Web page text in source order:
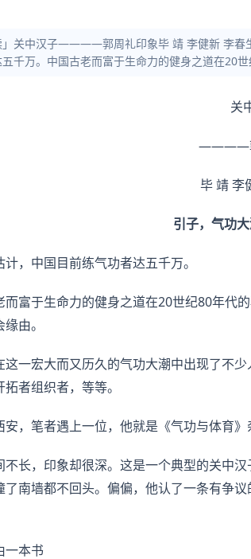
」关中汉子————郭周礼印象毕 靖 李健新 李春
千万。中国古老而富于生命力的健身之道在20
关
————
毕 靖 李
引子，气功
，中国目前练气功者达五千万。
而富于生命力的健身之道在20世纪80年代
由。
这一宏大而又历久的气功大潮中出现了不
者组织者，等等。
安，笔者遇上一位，他就是《气功与体育》
不长，印象却很深。这是一个典型的关中
了南墙都不回头。偏偏，他认了一条有争
一本书